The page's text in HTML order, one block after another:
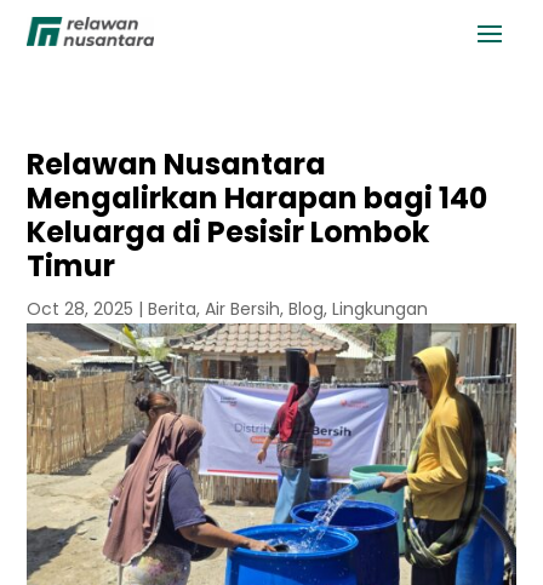
Relawan Nusantara
Mengalirkan Harapan bagi 140
Keluarga di Pesisir Lombok
Timur
Oct 28, 2025 |Berita,Air Bersih,Blog,Lingkungan